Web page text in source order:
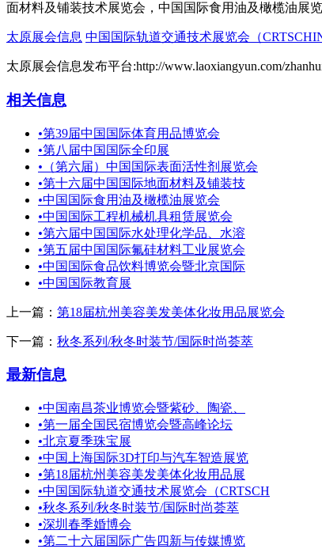
面材料及铺装技术展览会，中国国际食用油及橄榄油展
太原展会信息 中国国际轨道交通技术展览会（
太原展会信息发布平台:http://www.laoxiangyun.com/
相关信息
•第39届中国国际体育用品博览会
•第八届中国国际全印展
• （第六届）中国国际表面活性剂展览会
•第十六届中国国际地面材料及铺装技
•中国国际食用油及橄榄油展览会
•中国国际工程机械机具租赁展览会
•第六届中国国际水处理化学品、水溶
•第五届中国国际氟硅材料工业展览会
•中国国际食品饮料博览会暨北京国际
•中国国际教育展
上一篇： 第18届杭州美容美发美体化妆用品展览会
下一篇： 秋冬系列/秋冬时装节/国际时尚荟萃
最新信息
•中国南昌茶业博览会暨紫砂、陶瓷、
•第一届全国民宿博览会暨高峰论坛
•北京夏季珠宝展
•中国上海国际3D打印与汽车智造展览
•第18届杭州美容美发美体化妆用品展
•中国国际轨道交通技术展览会（CRTSCH
•秋冬系列/秋冬时装节/国际时尚荟萃
•深圳春季婚博会
•第二十六届国际广告四新与传媒博览